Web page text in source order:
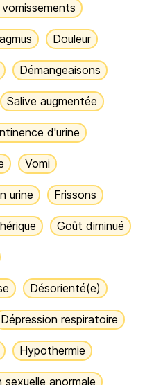
Douleur
Démangeaisons
Salive augmentée
d'urine
Vomi
urine Frissons
Goût diminué
Désorienté(e)
Dépression respiratoire
Hypothermie
sexuelle anormale